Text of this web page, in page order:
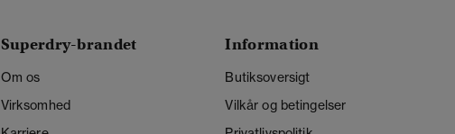
Superdry-brandet
Om os
Virksomhed
Information
Butiksoversigt
Vilkår og betingelser